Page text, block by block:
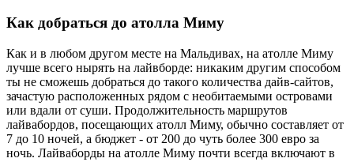
Как добраться до атолла Миму
Как и в любом другом месте на Мальдивах, на атолле Миму
лучше всего нырять на лайвборде: никаким другим способом
ты не сможешь добраться до такого количества дайв-сайтов,
зачастую расположенных рядом с необитаемыми островами
или вдали от суши. Продолжительность маршрутов
лайвабордов, посещающих атолл Миму, обычно составляет от
7 до 10 ночей, а бюджет - от 200 до чуть более 300 евро за
ночь. Лайваборды на атолле Миму почти всегда включают в